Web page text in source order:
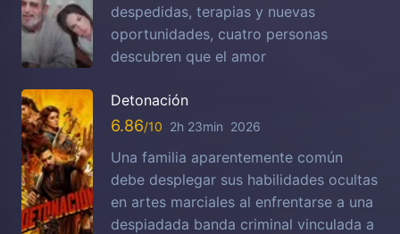
despedidas, terapias y nuevas
oportunidades, cuatro personas
descubren que el amor
Detonación
6.86 2h 23min 2026
Una familia aparentemente común
debe desplegar sus habilidades ocultas
en artes marciales al enfrentarse a una
despiadada banda criminal vinculada a